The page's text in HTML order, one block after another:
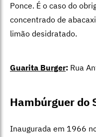
Ponce. É o caso do
concentrado de
limão desidratado.
Guarita Burger: Rua
Hambúrguer do
Inaugurada em 1966